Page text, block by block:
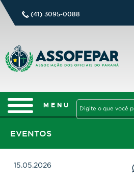
(41) 3095-0088
EVENTOS
15.05.2026